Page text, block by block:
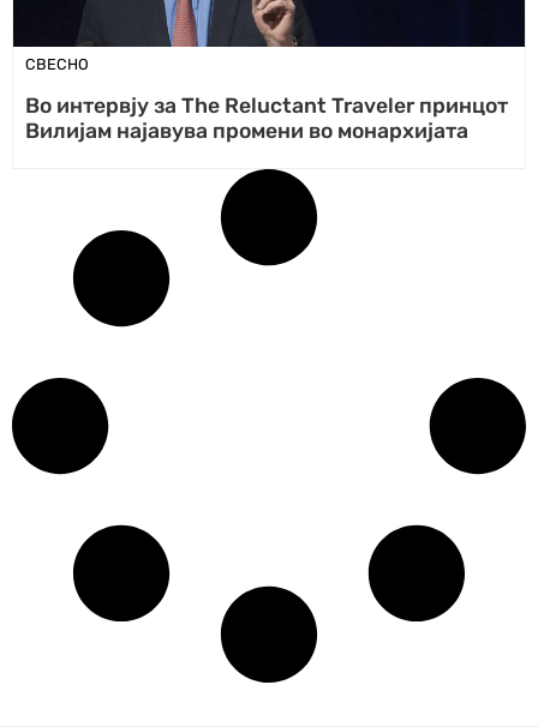
СВЕСНО
Во интервју за The Reluctant Traveler принцот
Вилијам најавува промени во монархијата